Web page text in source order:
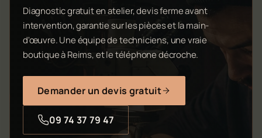
Diagnostic gratuit en atelier, devis ferme avant
intervention, garantie sur les pièces et la main-
d'œuvre. Une équipe de techniciens, une vraie
boutique à Reims, et le téléphone décroche.
Demander un devis gratuit
09 74 37 79 47